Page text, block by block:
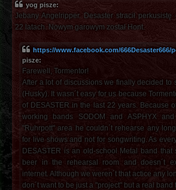
yog pisze:
Jebany Angelripper. Desaster stracił
22 latach. Nowym garowym został Hont.
https://www.facebook.com/666Desaster666/
pisze:
Farewell, Tormentor!
After a lot of discussions we finally decided to
(Husky). It wasn´t easy for us because
of DESASTER in the last 22 years. Because
working bands SODOM and ASPHYX
"Ruhrpott" area he couldn´t rehearse any
for live shows and not for songwriting. As
DESASTER is an old-school Metal band that
beer in the rehearsal room and doesn´t
internet. Although we weren´t that actice any
don´t want to be just a "project" but a real